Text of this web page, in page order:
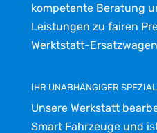
kompetente Beratung
Leistungen zu fairen
Werktstatt-
IHR UNABHÄNGIGER
Unsere Werkstatt
Smart Fahrzeuge und